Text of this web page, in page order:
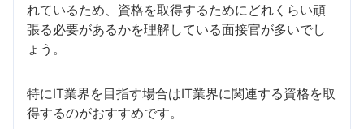
れているため、資格を取得するためにどれくらい頑
張る必要があるかを理解している面接官が多いでし
ょう。
特にIT業界を目指す場合はIT業界に関連する資格を取
得するのがおすすめです。